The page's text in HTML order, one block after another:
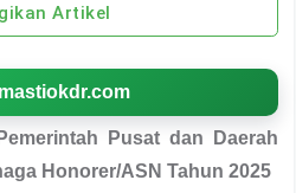
Artikel
Pusat dan Daerah
Honorer/ASN Tahun 2025